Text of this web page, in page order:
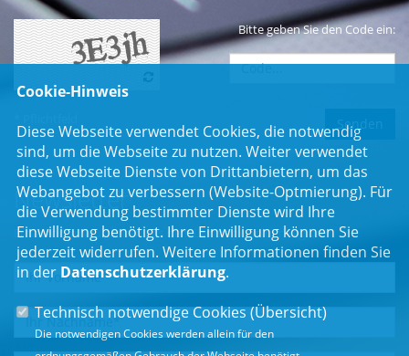
Bitte geben Sie den Code ein:
Newsletter
Erhalten Sie Neuigkeiten aus dem Landtag und der Region.
Cookie-Hinweis
Diese Webseite verwendet Cookies, die notwendig
sind, um die Webseite zu nutzen. Weiter verwendet
diese Webseite Dienste von Drittanbietern, um das
Webangebot zu verbessern (Website-Optmierung). Für
die Verwendung bestimmter Dienste wird Ihre
Einwilligung benötigt. Ihre Einwilligung können Sie
jederzeit widerrufen. Weitere Informationen finden Sie
in der Datenschutzerklärung.
Technisch notwendige Cookies (Übersicht)
Die notwendigen Cookies werden allein für den